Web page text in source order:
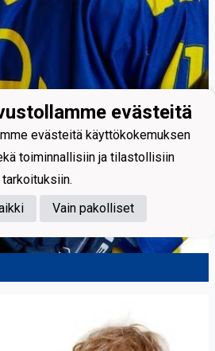
evästeitä
evästeitä käyttökokemuksen
toiminnallisiin ja tilastollisiin
tarkoituksiin.
Vain pakolliset